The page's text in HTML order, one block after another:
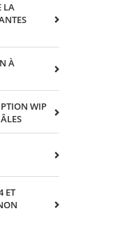
LA
À
WIP
ET